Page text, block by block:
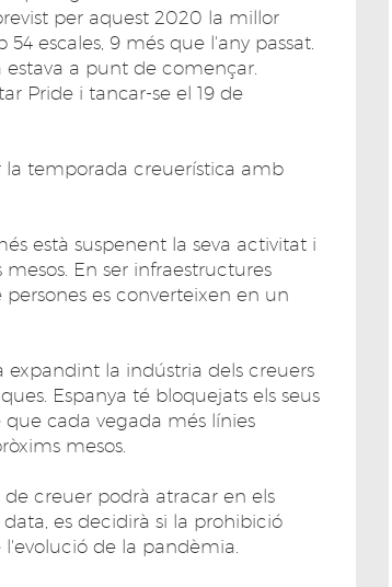
per aquest 2020 la millor
escales, 9 més que l'any passat.
estava a punt de començar.
Pride i tancar-se el 19 de
la temporada creuerística amb
està suspenent la seva activitat i
En ser infraestructures
es converteixen en un
la indústria dels creuers
Espanya té bloquejats els seus
cada vegada més línies
mesos.
creuer podrà atracar en els
es decidirà si la prohibició
de la pandèmia.